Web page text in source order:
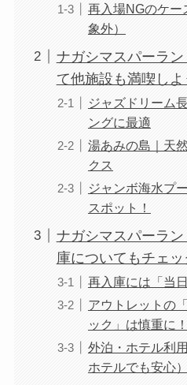
再入場NGのケ
象外）
ナガシマスパーラ
て他施設も満喫しよ
ジャズドリーム
ングに最適
湯あみの島｜天
クス
ジャンボ海水プ
スポット！
ナガシマスパーラ
庫についてもチェッ
再入庫には「当
アウトレットの
ック」は慎重に！
外泊・ホテル利
ホテルでも安心）